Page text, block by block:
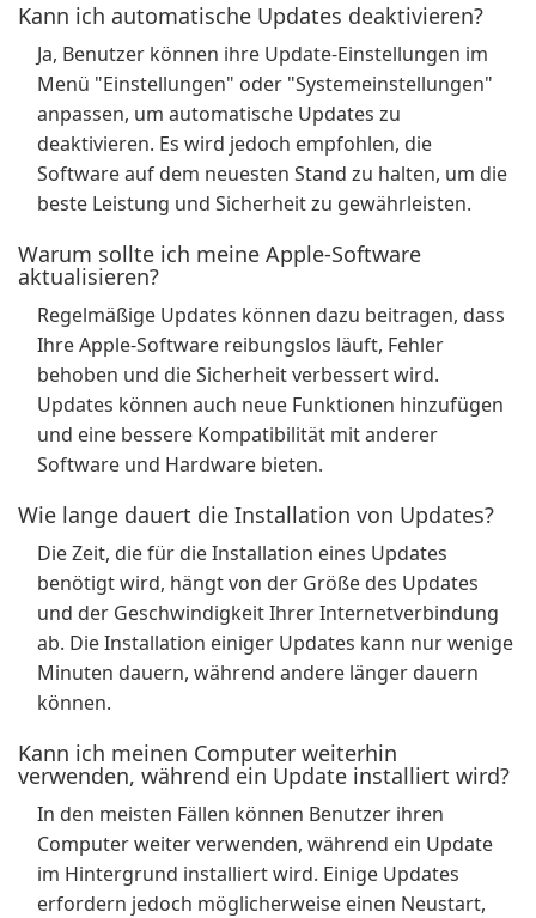
Kann ich automatische Updates deaktivieren?
Ja, Benutzer können ihre Update-Einstellungen im
Menü "Einstellungen" oder "Systemeinstellungen"
anpassen, um automatische Updates zu
deaktivieren. Es wird jedoch empfohlen, die
Software auf dem neuesten Stand zu halten, um die
beste Leistung und Sicherheit zu gewährleisten.
Warum sollte ich meine Apple-Software
aktualisieren?
Regelmäßige Updates können dazu beitragen, dass
Ihre Apple-Software reibungslos läuft, Fehler
behoben und die Sicherheit verbessert wird.
Updates können auch neue Funktionen hinzufügen
und eine bessere Kompatibilität mit anderer
Software und Hardware bieten.
Wie lange dauert die Installation von Updates?
Die Zeit, die für die Installation eines Updates
benötigt wird, hängt von der Größe des Updates
und der Geschwindigkeit Ihrer Internetverbindung
ab. Die Installation einiger Updates kann nur wenige
Minuten dauern, während andere länger dauern
können.
Kann ich meinen Computer weiterhin
verwenden, während ein Update installiert wird?
In den meisten Fällen können Benutzer ihren
Computer weiter verwenden, während ein Update
im Hintergrund installiert wird. Einige Updates
erfordern jedoch möglicherweise einen Neustart,